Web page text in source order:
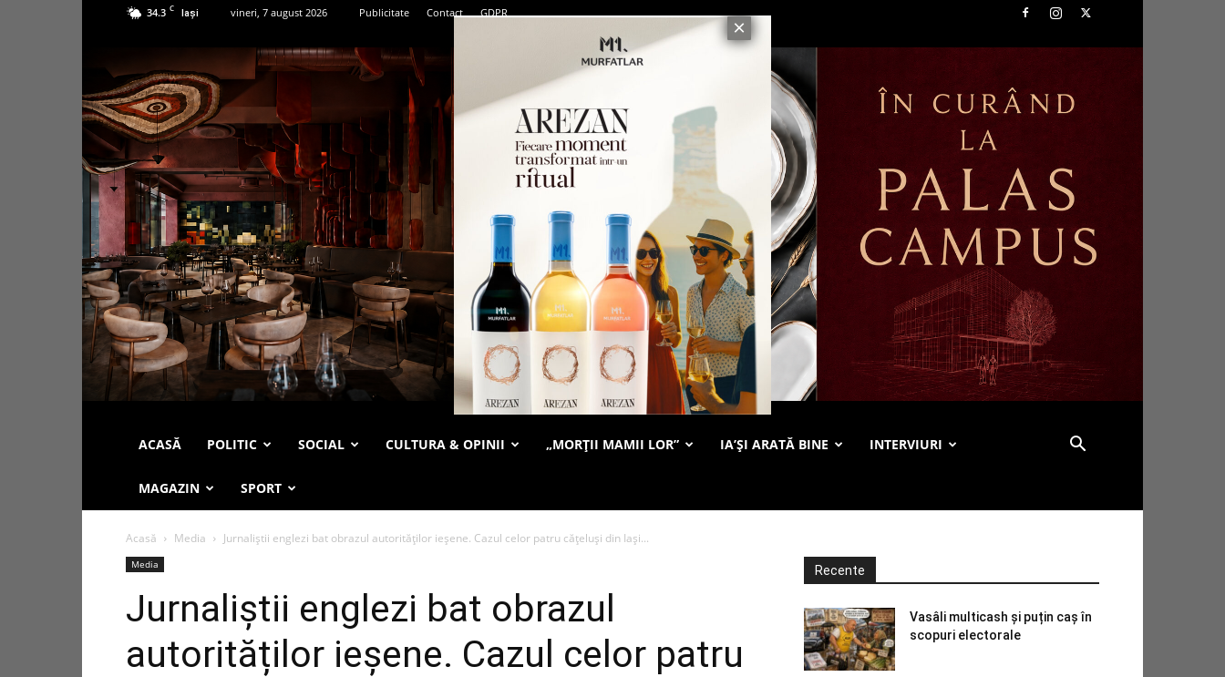
34.3 C Iași vineri, 7 august 2026 Publicitate Contact GDPR
ACASĂ POLITIC SOCIAL CULTURA & OPINII „MORȚII MAMII LOR” IA’ȘI ARATĂ BINE INTERVIURI
MAGAZIN SPORT
Acasă Media Jurnaliștii englezi bat obrazul autorităților ieșene. Cazul celor patru cățeluși din Iași...
Media
Jurnaliștii englezi bat obrazul
autorităților ieșene. Cazul celor patru
Recente
Vasâli multicash și puțin caș în
scopuri electorale